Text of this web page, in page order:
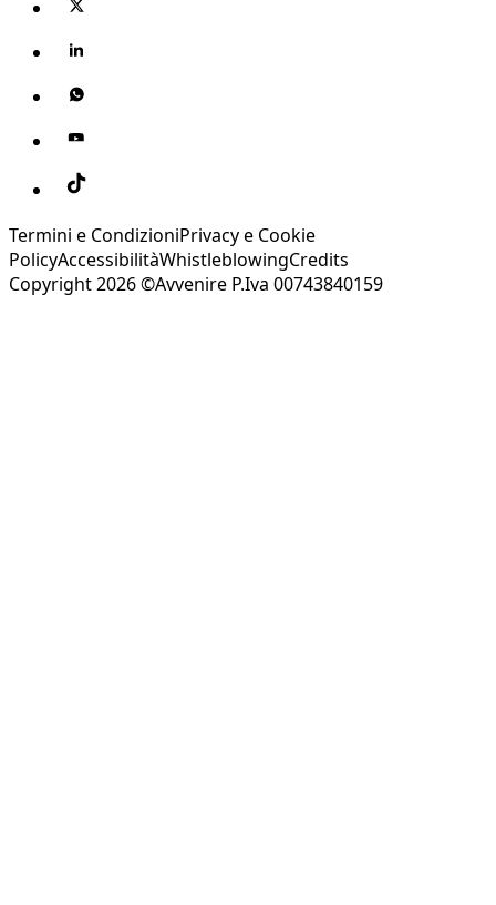
Termini e CondizioniPrivacy e Cookie
PolicyAccessibilitàWhistleblowingCredits
Copyright 2026 ©Avvenire P.Iva 00743840159